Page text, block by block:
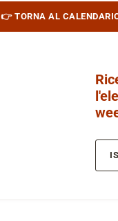
👉 TORNA AL